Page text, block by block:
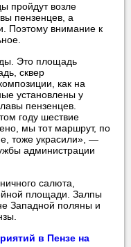
пройдут возле
пензенцев, а
Поэтому внимание к
Это площадь
сквер
как на
установлены у
пензенцев.
году шествие
мы тот маршрут, по
тоже украсили», —
администрации
салюта,
площади. Залпы
Западной поляны и
в Пензе на